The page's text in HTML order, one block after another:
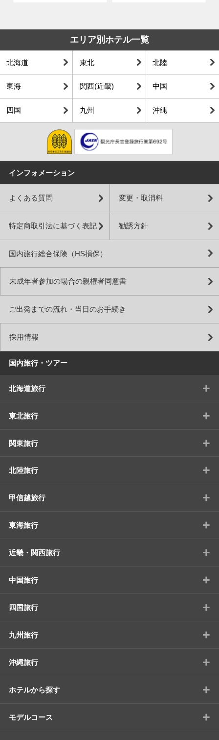
エリア別ホテル一覧
北海道 東北 北陸
東海 関西(近畿) 中国
四国 九州 沖縄
インフォメーション
よくある質問 変更・取消料
特定商取引法に基づく表記 勧誘方針
国内旅行総合保険（HS損保）
未成年者参加の場合の親権者同意書
ご出発までの流れ・当日のお手続き
採用情報
国内旅行・ツアー
北海道旅行 +
東北旅行 +
関東旅行 +
北陸旅行 +
甲信越旅行 +
東海旅行 +
近畿・関西旅行 +
中国旅行 +
四国旅行 +
九州旅行 +
沖縄旅行 +
ホテルから探す +
モデルコース
+